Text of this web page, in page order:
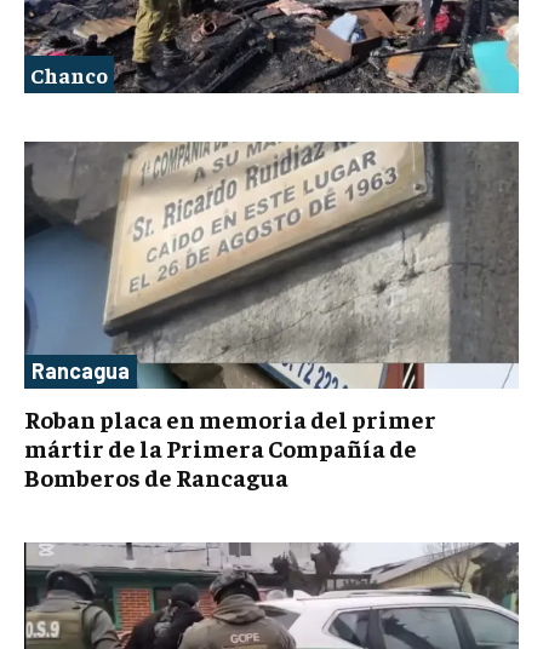
Chanco
Rancagua
Roban placa en memoria del primer
mártir de la Primera Compañía de
Bomberos de Rancagua